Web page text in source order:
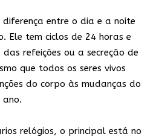
entre o dia e a noite
Ele tem ciclos de 24 horas e
refeições ou a secreção de
que todos os seres vivos
do corpo às mudanças do
relógios, o principal está no